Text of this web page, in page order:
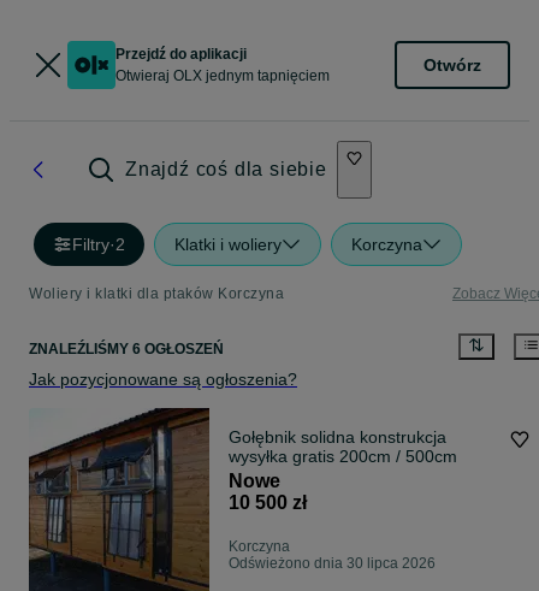
Przejdź do aplikacji
Otwieraj OLX jednym tapnięciem
Otwórz
Znajdź coś dla siebie
Filtry·2 Klatki i woliery Korczyna
Woliery i klatki dla ptaków Korczyna Zobacz
ZNALEŹLIŚMY 6 OGŁOSZEŃ
Jak pozycjonowane są ogłoszenia?
Gołębnik solidna konstrukcja
wysyłka gratis 200cm / 500cm
Nowe
10 500 zł
Korczyna
Odświeżono dnia 30 lipca 2026